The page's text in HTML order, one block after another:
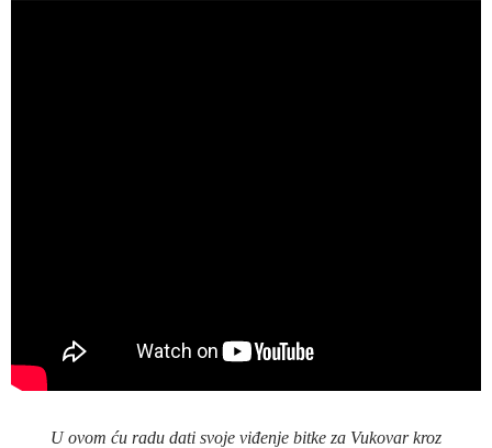
U ovom ću radu dati svoje viđenje bitke za Vukovar kroz